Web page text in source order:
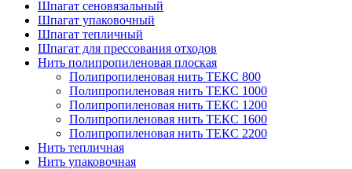
Шпагат сеновязальный
Шпагат упаковочный
Шпагат тепличный
Шпагат для прессования отходов
Нить полипропиленовая плоская
Полипропиленовая нить ТЕКС 800
Полипропиленовая нить ТЕКС 1000
Полипропиленовая нить ТЕКС 1200
Полипропиленовая нить ТЕКС 1600
Полипропиленовая нить ТЕКС 2200
Нить тепличная
Нить упаковочная